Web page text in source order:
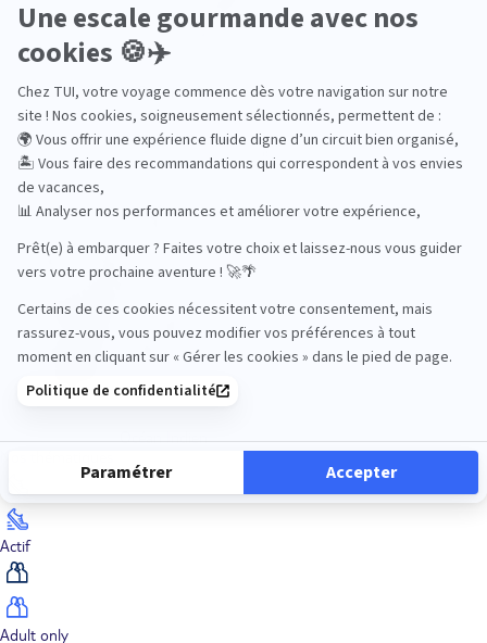
Océanie
Océan Indien
Actif
Adult only